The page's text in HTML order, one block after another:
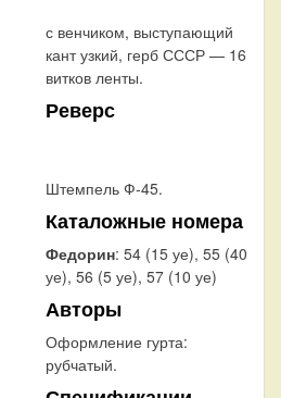
с венчиком, выступающий
кант узкий, герб СССР — 16
витков ленты.
Реверс
Штемпель Ф-45.
Каталожные номера
Федорин: 54 (15 уе), 55 (40
уе), 56 (5 уе), 57 (10 уе)
Авторы
Оформление гурта:
рубчатый.